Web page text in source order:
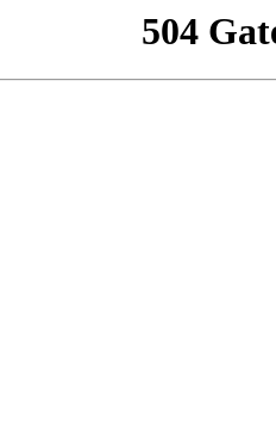
504